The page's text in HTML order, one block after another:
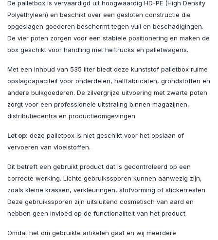
De palletbox is vervaardigd uit hoogwaardig HD-PE (High Density
Polyethyleen) en beschikt over een gesloten constructie die
opgeslagen goederen beschermt tegen vuil en beschadigingen.
De vier poten zorgen voor een stabiele positionering en maken de
box geschikt voor handling met heftrucks en palletwagens.
Met een inhoud van 535 liter biedt deze kunststof palletbox ruime
opslagcapaciteit voor onderdelen, halffabricaten, grondstoffen en
andere bulkgoederen. De zilvergrijze uitvoering met zwarte poten
zorgt voor een professionele uitstraling binnen magazijnen,
distributiecentra en productieomgevingen.
Let op: deze palletbox is niet geschikt voor het opslaan of
vervoeren van vloeistoffen.
Dit betreft een gebruikt product dat is gecontroleerd op een
correcte werking. Lichte gebruikssporen kunnen aanwezig zijn,
zoals kleine krassen, verkleuringen, stofvorming of stickerresten.
Deze gebruikssporen zijn uitsluitend cosmetisch van aard en
hebben geen invloed op de functionaliteit van het product.
Omdat het om gebruikte artikelen gaat en wij meerdere